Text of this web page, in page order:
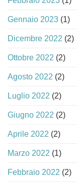
Gennaio 2023 (1)
Dicembre 2022 (2)
Ottobre 2022 (2)
Agosto 2022 (2)
Luglio 2022 (2)
Giugno 2022 (2)
Aprile 2022 (2)
Marzo 2022 (1)
Febbraio 2022 (2)